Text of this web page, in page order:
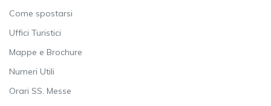
Come spostarsi
Uffici Turistici
Mappe e Brochure
Numeri Utili
Orari SS. Messe